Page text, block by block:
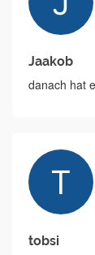
Jaakob
danach hat
tobsi